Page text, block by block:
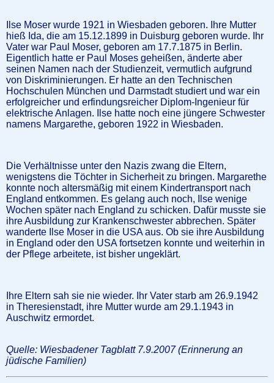
Ilse Moser wurde 1921 in Wiesbaden geboren. Ihre Mutter
hieß Ida, die am 15.12.1899 in Duisburg geboren wurde. Ihr
Vater war Paul Moser, geboren am 17.7.1875 in Berlin.
Eigentlich hatte er Paul Moses geheißen, änderte aber
seinen Namen nach der Studienzeit, vermutlich aufgrund
von Diskriminierungen. Er hatte an den Technischen
Hochschulen München und Darmstadt studiert und war ein
erfolgreicher und erfindungsreicher Diplom-Ingenieur für
elektrische Anlagen. Ilse hatte noch eine jüngere Schwester
namens Margarethe, geboren 1922 in Wiesbaden.
Die Verhältnisse unter den Nazis zwang die Eltern,
wenigstens die Töchter in Sicherheit zu bringen. Margarethe
konnte noch altersmäßig mit einem Kindertransport nach
England entkommen. Es gelang auch noch, Ilse wenige
Wochen später nach England zu schicken. Dafür musste sie
ihre Ausbildung zur Krankenschwester abbrechen. Später
wanderte Ilse Moser in die USA aus. Ob sie ihre Ausbildung
in England oder den USA fortsetzen konnte und weiterhin in
der Pflege arbeitete, ist bisher ungeklärt.
Ihre Eltern sah sie nie wieder. Ihr Vater starb am 26.9.1942
in Theresienstadt, ihre Mutter wurde am 29.1.1943 in
Auschwitz ermordet.
Quelle: Wiesbadener Tagblatt 7.9.2007 (Erinnerung an
jüdische Familien)